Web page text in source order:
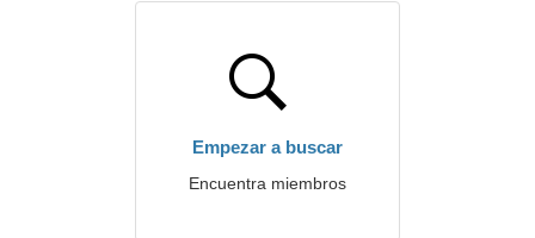
Empezar a buscar
Encuentra miembros